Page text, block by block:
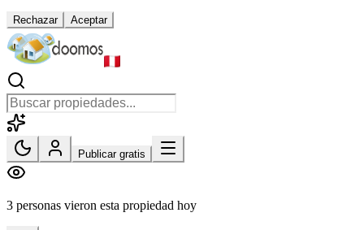
Rechazar Aceptar
Publicar gratis
3 personas vieron esta propiedad hoy